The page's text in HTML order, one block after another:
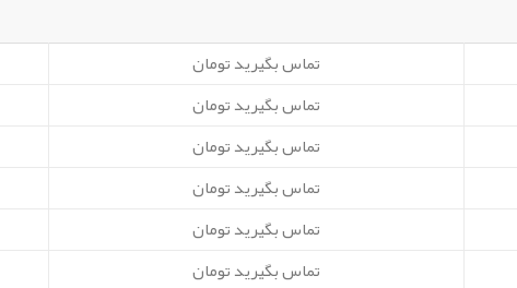
تماس بگیرید تومان
تماس بگیرید تومان
تماس بگیرید تومان
تماس بگیرید تومان
تماس بگیرید تومان
تماس بگیرید تومان